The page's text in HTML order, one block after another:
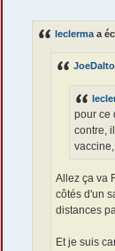
leclerma a
pour ce
contre,
Allez ça va
côtés d'un
distances
Et je suis